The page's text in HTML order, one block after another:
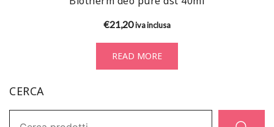
€21,20iva inclusa
READ MORE
CERCA